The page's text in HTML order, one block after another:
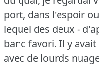
port, dans l'espoir
lequel des deux -
banc favori. Il y
avec de lourds